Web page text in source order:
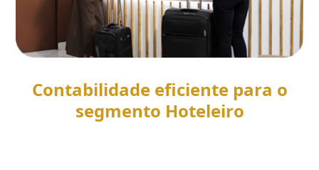
Contabilidade eficiente para o
segmento Hoteleiro